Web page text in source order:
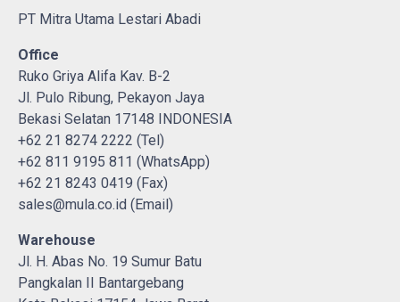
PT Mitra Utama Lestari Abadi
Office
Ruko Griya Alifa Kav. B-2
Jl. Pulo Ribung, Pekayon Jaya
Bekasi Selatan 17148 INDONESIA
+62 21 8274 2222 (Tel)
+62 811 9195 811 (WhatsApp)
+62 21 8243 0419 (Fax)
sales@mula.co.id (Email)
Warehouse
Jl. H. Abas No. 19 Sumur Batu
Pangkalan II Bantargebang